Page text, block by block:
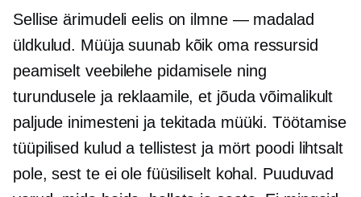
Sellise ärimudeli eelis on ilmne — madalad
üldkulud. Müüja suunab kõik oma ressursid
peamiselt veebilehe pidamisele ning
turundusele ja reklaamile, et jõuda võimalikult
paljude inimesteni ja tekitada müüki. Töötamise
tüüpilised kulud atellistest ja mört poodi lihtsalt
pole, sest te ei ole füüsiliselt kohal. Puuduvad